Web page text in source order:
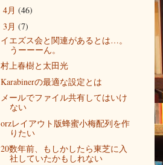
4月 (46)
3月 (7)
イエズス会と関連があるとは…。
うーーーん。
村上春樹と太田光
Karabinerの最適な設定とは
メールでファイル共有してはいけ
ない
orzレイアウト版蜂蜜小梅配列を作
りたい
20数年前、もしかしたら東芝に入
社していたかもしれない